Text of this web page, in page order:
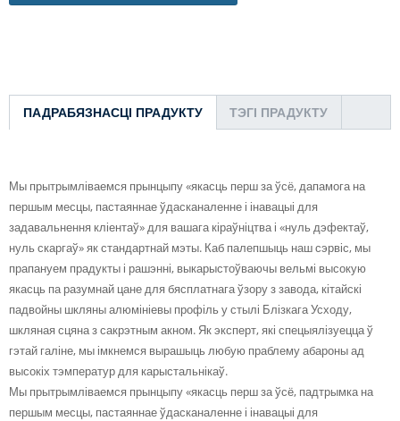
ПАДРАБЯЗНАСЦІ ПРАДУКТУ ТЭГІ ПРАДУКТУ
Мы прытрымліваемся прынцыпу «якасць перш за ўсё, дапамога на
першым месцы, пастаяннае ўдасканаленне і інавацыі для
задавальнення кліентаў» для вашага кіраўніцтва і «нуль дэфектаў,
нуль скаргаў» як стандартнай мэты. Каб палепшыць наш сэрвіс, мы
прапануем прадукты і рашэнні, выкарыстоўваючы вельмі высокую
якасць па разумнай цане для бясплатнага ўзору з завода, кітайскі
падвойны шкляны алюмініевы профіль у стылі Блізкага Усходу,
шкляная сцяна з сакрэтным акном. Як эксперт, які спецыялізуецца ў
гэтай галіне, мы імкнемся вырашыць любую праблему абароны ад
высокіх тэмператур для карыстальнікаў.
Мы прытрымліваемся прынцыпу «якасць перш за ўсё, падтрымка на
першым месцы, пастаяннае ўдасканаленне і інавацыі для